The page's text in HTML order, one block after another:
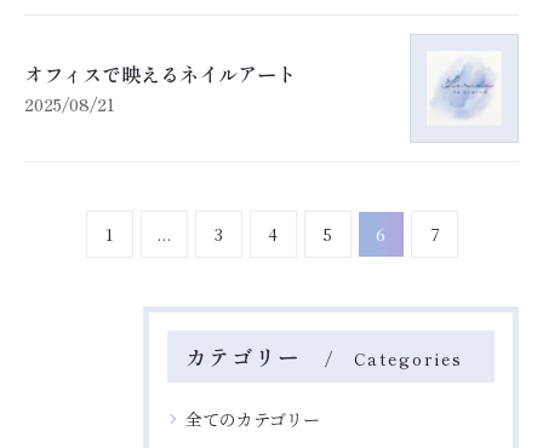
オフィスで映えるネイルアート
2025/08/21
1 ... 3 4 5 6 7
カテゴリー Categories
全てのカテゴリー